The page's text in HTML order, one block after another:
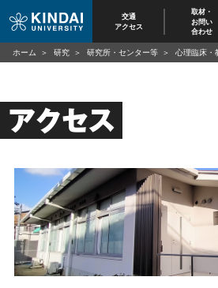
交通
アクセス
取材・
お問い
合わせ
アクセス
ホーム 研究 研究所・センター等 心理臨床・